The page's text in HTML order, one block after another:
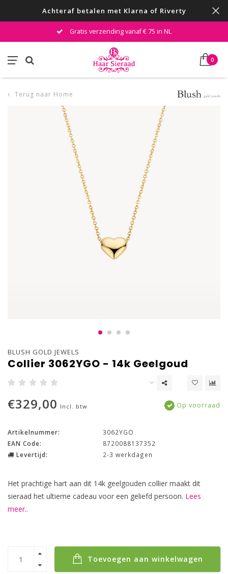
Achteraf betalen met Klarna of Riverty
Gratis verzending vanaf € 75 in NL
0
Terug naar Home
BLUSH GOLD JEWELS
Collier 3062YGO - 14k Geelgoud
€329,00 Incl. btw Op voorraad
Artikelnummer:
3062YGO
EAN Code:
8720088137352
Levertijd:
2-3 werkdagen
Het prachtige hart aan dit 14k geelgouden collier maakt dit
sieraad het ultieme cadeau voor een geliefd persoon. Lees
meer..
Toevoegen aan winkelwagen